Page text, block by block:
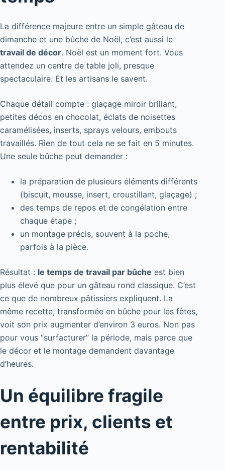
La différence majeure entre un simple gâteau de
dimanche et une bûche de Noël, c’est aussi le
travail de décor. Noël est un moment fort. Vous
attendez un centre de table joli, presque
spectaculaire. Et les artisans le savent.
Chaque détail compte : glaçage miroir brillant,
petites décos en chocolat, éclats de noisettes
caramélisées, inserts, sprays velours, embouts
travaillés. Rien de tout cela ne se fait en 5 minutes.
Une seule bûche peut demander :
la préparation de plusieurs éléments différents
(biscuit, mousse, insert, croustillant, glaçage) ;
des temps de repos et de congélation entre
chaque étape ;
un montage précis, souvent à la poche,
parfois à la pièce.
Résultat : le temps de travail par bûche est bien
plus élevé que pour un gâteau rond classique. C’est
ce que de nombreux pâtissiers expliquent. La
même recette, transformée en bûche pour les fêtes,
voit son prix augmenter d’environ 3 euros. Non pas
pour vous “surfacturer” la période, mais parce que
le décor et le montage demandent davantage
d’heures.
Un équilibre fragile
entre prix, clients et
rentabilité